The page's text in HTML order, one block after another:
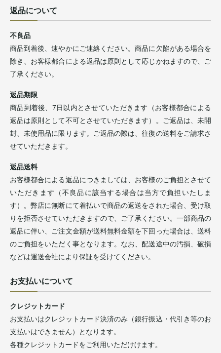
返品について
不良品
商品到着後、速やかにご連絡ください。商品に欠陥がある場合を
除き、お客様都合による返品は原則として応じかねますので、ご
了承ください。
返品期限
商品到着後、7日以内とさせていただきます（お客様都合による
返品は原則として不可とさせていただきます）。ご返品は、未開
封、未使用品に限ります。ご返品の際は、往復の送料をご請求さ
せていただきます。
返品送料
お客様都合による返品につきましては、お客様のご負担とさせて
いただきます（不良品に該当する場合は当方で負担いたしま
す）。弊店に無断にて着払いで商品の返送をされた場合、受け取
りを拒否させていただきますので、ご了承ください。一部商品の
返品に伴い、ご注文金額が送料無料金額を下回った場合は、送料
のご負担をいただく事となります。なお、配送途中の汚損、破損
などは運送会社により保証を受けてください。
お支払いについて
クレジットカード
お支払いはクレジットカード決済のみ（銀行振込・代引き等のお
支払いはできません）となります。
各種クレジットカードをご利用いただけけます。